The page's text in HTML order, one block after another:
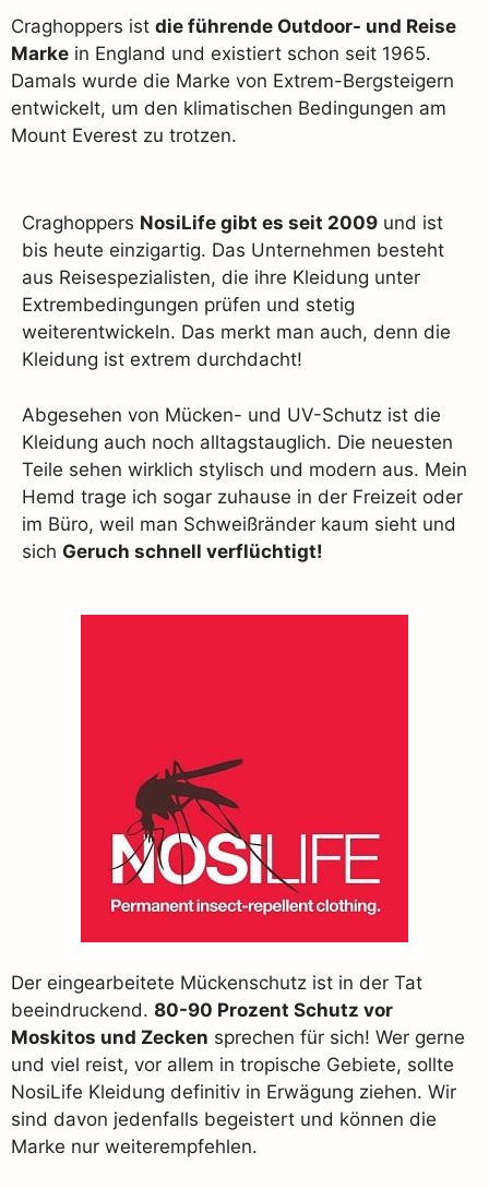
Craghoppers ist die führende Outdoor- und Reise
Marke in England und existiert schon seit 1965.
Damals wurde die Marke von Extrem-Bergsteigern
entwickelt, um den klimatischen Bedingungen am
Mount Everest zu trotzen.
Craghoppers NosiLife gibt es seit 2009 und ist
bis heute einzigartig. Das Unternehmen besteht
aus Reisespezialisten, die ihre Kleidung unter
Extrembedingungen prüfen und stetig
weiterentwickeln. Das merkt man auch, denn die
Kleidung ist extrem durchdacht!
Abgesehen von Mücken- und UV-Schutz ist die
Kleidung auch noch alltagstauglich. Die neuesten
Teile sehen wirklich stylisch und modern aus. Mein
Hemd trage ich sogar zuhause in der Freizeit oder
im Büro, weil man Schweißränder kaum sieht und
sich Geruch schnell verflüchtigt!
Der eingearbeitete Mückenschutz ist in der Tat
beeindruckend. 80-90 Prozent Schutz vor
Moskitos und Zecken sprechen für sich! Wer gerne
und viel reist, vor allem in tropische Gebiete, sollte
NosiLife Kleidung definitiv in Erwägung ziehen. Wir
sind davon jedenfalls begeistert und können die
Marke nur weiterempfehlen.